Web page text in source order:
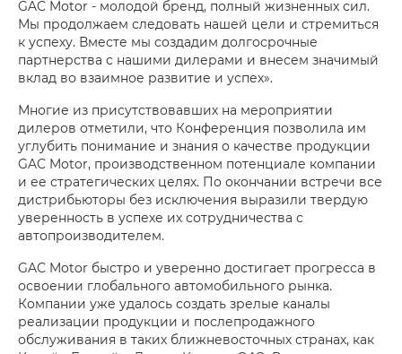
GAC Motor - молодой бренд, полный жизненных сил.
Мы продолжаем следовать нашей цели и стремиться
к успеху. Вместе мы создадим долгосрочные
партнерства с нашими дилерами и внесем значимый
вклад во взаимное развитие и успех».
Многие из присутствовавших на мероприятии
дилеров отметили, что Конференция позволила им
углубить понимание и знания о качестве продукции
GAC Motor, производственном потенциале компании
и ее стратегических целях. По окончании встречи все
дистрибьюторы без исключения выразили твердую
уверенность в успехе их сотрудничества с
автопроизводителем.
GAC Motor быстро и уверенно достигает прогресса в
освоении глобального автомобильного рынка.
Компании уже удалось создать зрелые каналы
реализации продукции и послепродажного
обслуживания в таких ближневосточных странах, как